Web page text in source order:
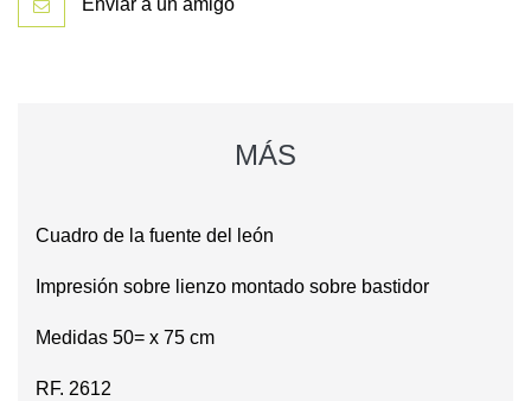
Enviar a un amigo
MÁS
Cuadro de la fuente del león
Impresión sobre lienzo montado sobre bastidor
Medidas 50= x 75 cm
RF. 2612